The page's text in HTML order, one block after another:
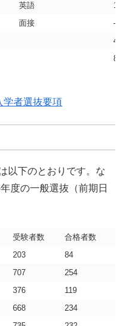
英語
面接
–
者選抜要項
以下のとおりです。な
度の一般選抜（前期日
受験者数 合格者数
203 84
707 254
376 119
668 234